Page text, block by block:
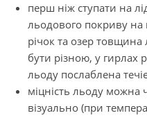
перш ніж ступати на
льодового покриву на
річок та озер
бути різною, у гирлах
льоду послаблена
міцність льоду можна
візуально (при